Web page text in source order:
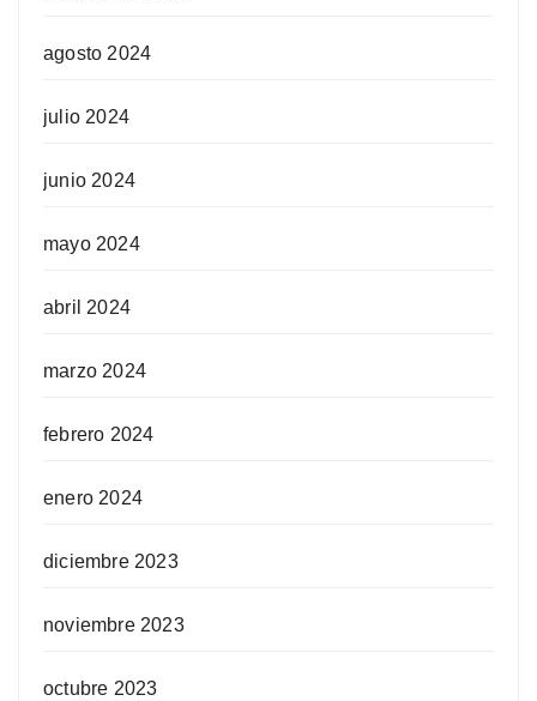
agosto 2024
julio 2024
junio 2024
mayo 2024
abril 2024
marzo 2024
febrero 2024
enero 2024
diciembre 2023
noviembre 2023
octubre 2023